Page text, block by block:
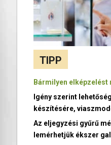
TIPP
Bármilyen
Igény szerint
készítésére,
Az eljegyzési gyűrű
lemérhetjük ékszer